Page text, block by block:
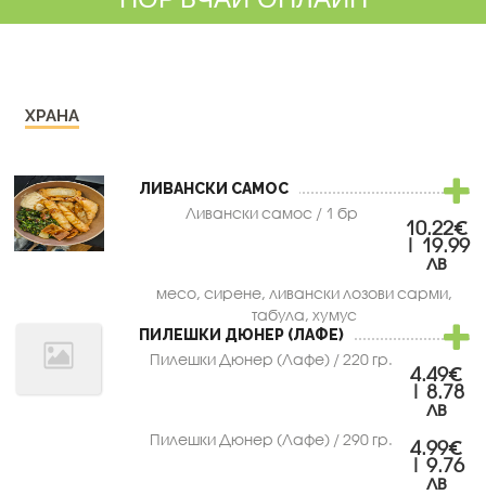
ХРАНА
ЛИВАНСКИ САМОС
Ливански самос / 1 бр
10.22€
| 19.99
лв
месо, сирене, ливански лозови сарми,
табула, хумус
ПИЛЕШКИ ДЮНЕР (ЛАФЕ)
Пилешки Дюнер (Лафе) / 220 гр.
4.49€
| 8.78
лв
Пилешки Дюнер (Лафе) / 290 гр. 4.99€
| 9.76
лв